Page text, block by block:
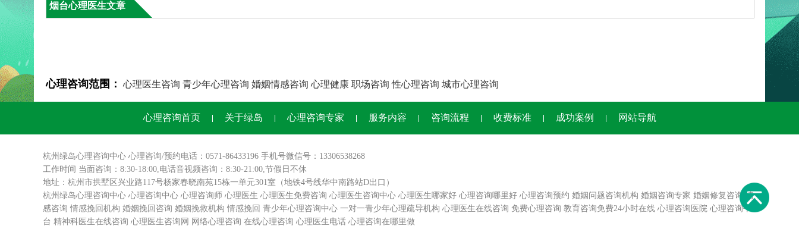
烟台心理医生文章
心理咨询范围： 心理医生咨询 青少年心理咨询 婚姻情感咨询 心理健康 职场咨询 性心理咨询 城市心理咨询
心理咨询首页 关于绿岛 心理咨询专家 服务内容 咨询流程 收费标准 成功案例 网站导航
杭州绿岛心理咨询中心 心理咨询/预约电话：0571-86433196 手机号微信号：13306538268
工作时间 当面咨询：8:30-18:00,电话音视频咨询：8:30-21:00,节假日不休
地址：杭州市拱墅区兴业路117号杨家春晓南苑15栋一单元301室（地铁4号线华中南路站D出口）
杭州绿岛心理咨询中心 心理咨询中心 心理咨询师 心理医生 心理医生免费咨询 心理医生咨询中心 心理医生哪家好 心理咨询哪里好 心理咨询预约 婚姻问题咨询机构 婚姻咨询专家 婚姻修复咨询 情
感咨询 情感挽回机构 婚姻挽回咨询 婚姻挽救机构 情感挽回 青少年心理咨询中心 一对一青少年心理疏导机构 心理医生在线咨询 免费心理咨询 教育咨询免费24小时在线 心理咨询医院 心理咨询平
台 精神科医生在线咨询 心理医生咨询网 网络心理咨询 在线心理咨询 心理医生电话 心理咨询在哪里做